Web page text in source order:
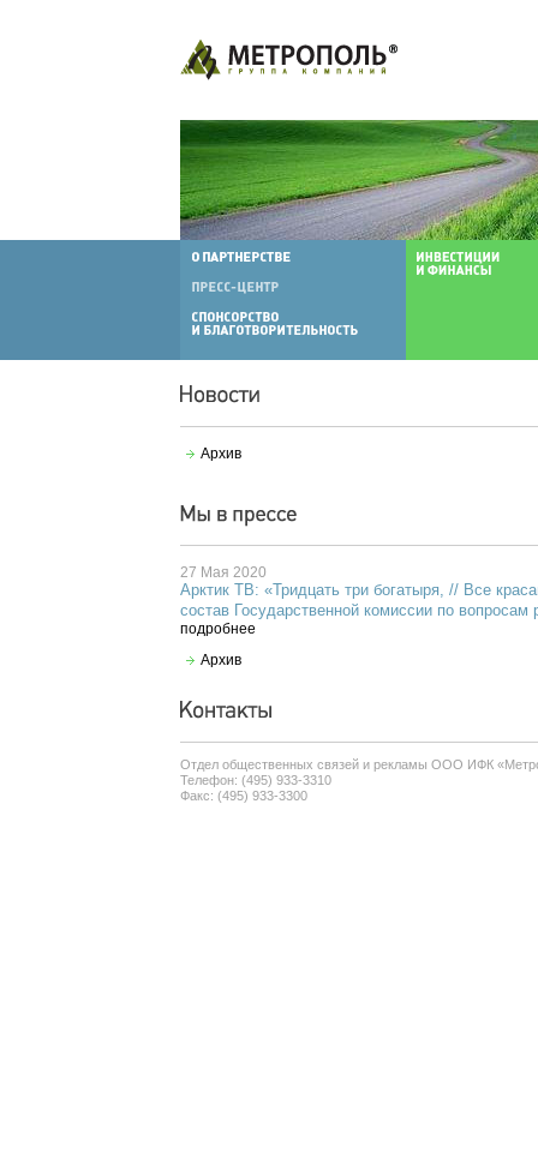
Архив
27 Мая 2020
Арктик ТВ: «Тридцать три богатыря, // Все
состав Государственной комиссии по вопросам
подробнее
Архив
Отдел общественных связей и рекламы ООО ИФК
Телефон: (495) 933-3310
Факс: (495) 933-3300